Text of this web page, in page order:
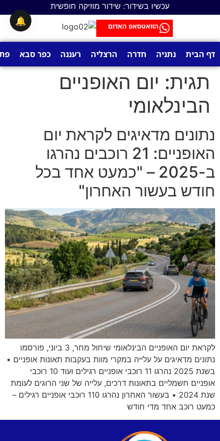
עכשיו בשידור: שידור מוזיקה חופשית
הוואטסאפ האדום
דף הבית נתניה חדרה הרצליה רעננה כפר סבא
תגית: יום האופניים
הבינלאומי
נתונים מדאיגים לקראת יום
האופניים: 21 רוכבים נהרגו
ב-2025 – "כמעט אחד בכל
חודש בעשור האחרון"
לקראת יום האופניים הבינלאומי שיחול מחר, 3 ביוני, פורסמו
נתונים מדאיגים על עלייה במקרי מוות בעקבות תאונות אופניים •
בשנת 2025 נהרגו 11 רוכבי אופניים רגילים ועוד 10 רוכבי
אופניים חשמליים בתאונות דרכים, עלייה של שני הרוגים לעומת
שנת 2024 • בעשור האחרון נהרגו 110 רוכבי אופניים רגילים –
כמעט רוכב אחד מדי חודש
🔔